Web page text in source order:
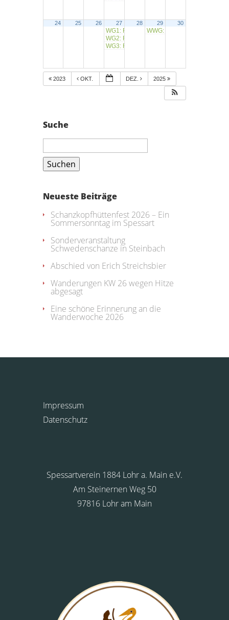
24 25 26 27
WG1: RW Michelrieth
WG2: RW Karlburg
WG3: RW Lohr
28 29
WWG: RW Obereschenbach
30
2023 OKT. DEZ. 2025
Suche
Suchen
Neueste Beiträge
Schanzkopfhüttenfest 2026 – Ein
Sommersonntag im Spessart
Sonderveranstaltung
Schwedenschanze in Steinbach
Abschied von Erich Streichsbier
Wanderungen KW 26 wegen Hitze
abgesagt
Eine schöne Erinnerung an die
Wanderwoche 2026
Impressum
Datenschutz
Spessartverein 1884 Lohr a. Main e.V.
Am Steinernen Weg 50
97816 Lohr am Main